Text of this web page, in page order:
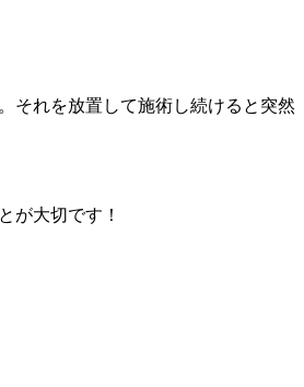
それを放置して施術し続けると突然
が大切です！